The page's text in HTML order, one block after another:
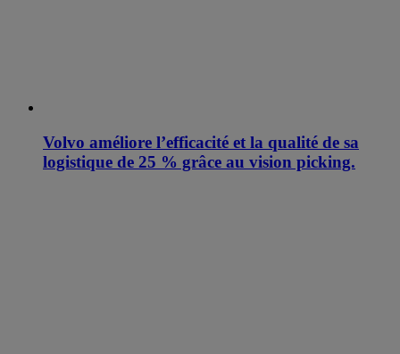
Volvo améliore l’efficacité et la qualité de sa
logistique de 25 % grâce au vision picking.